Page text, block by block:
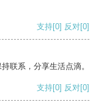
支持[0] 反对[0]
联系，分享生活点滴。
支持[0] 反对[0]